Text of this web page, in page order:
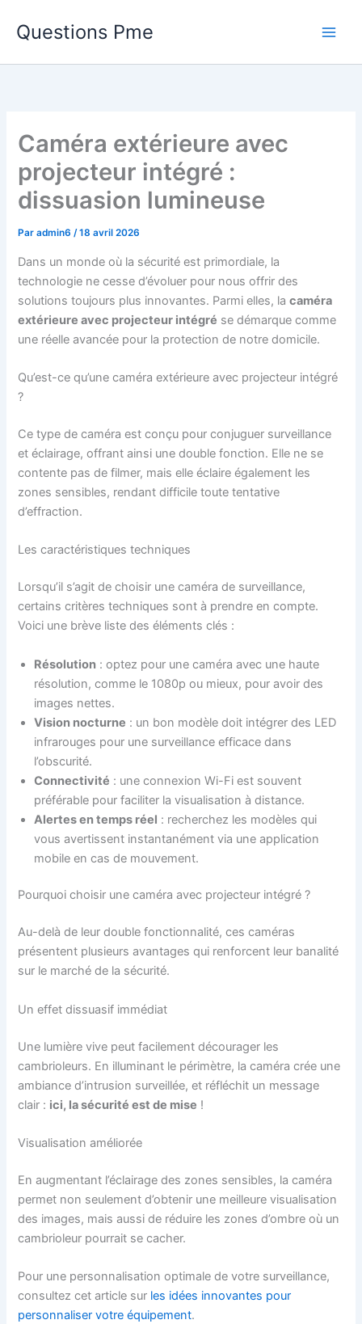
Questions Pme
Caméra extérieure avec
projecteur intégré :
dissuasion lumineuse
Paradmin6/18 avril 2026
Dans un monde où la sécurité est primordiale, la
technologie ne cesse d’évoluer pour nous offrir des
solutions toujours plus innovantes. Parmi elles, lacaméra
extérieure avec projecteur intégré se démarque comme
une réelle avancée pour la protection de notre domicile.
Qu’est-ce qu’une caméra extérieure avec projecteur intégré
?
Ce type de caméra est conçu pour conjuguer surveillance
et éclairage, offrant ainsi une double fonction. Elle ne se
contente pas de filmer, mais elle éclaire également les
zones sensibles, rendant difficile toute tentative
d’effraction.
Les caractéristiques techniques
Lorsqu’il s’agit de choisir une caméra de surveillance,
certains critères techniques sont à prendre en compte.
Voici une brève liste des éléments clés :
Résolution : optez pour une caméra avec une haute
résolution, comme le 1080p ou mieux, pour avoir des
images nettes.
Vision nocturne : un bon modèle doit intégrer des LED
infrarouges pour une surveillance efficace dans
l’obscurité.
Connectivité : une connexion Wi-Fi est souvent
préférable pour faciliter la visualisation à distance.
Alertes en temps réel : recherchez les modèles qui
vous avertissent instantanément via une application
mobile en cas de mouvement.
Pourquoi choisir une caméra avec projecteur intégré ?
Au-delà de leur double fonctionnalité, ces caméras
présentent plusieurs avantages qui renforcent leur banalité
sur le marché de la sécurité.
Un effet dissuasif immédiat
Une lumière vive peut facilement décourager les
cambrioleurs. En illuminant le périmètre, la caméra crée une
ambiance d’intrusion surveillée, et réfléchit un message
clair : ici, la sécurité est de mise !
Visualisation améliorée
En augmentant l’éclairage des zones sensibles, la caméra
permet non seulement d’obtenir une meilleure visualisation
des images, mais aussi de réduire les zones d’ombre où un
cambrioleur pourrait se cacher.
Pour une personnalisation optimale de votre surveillance,
consultez cet article sur les idées innovantes pour
personnaliser votre équipement.